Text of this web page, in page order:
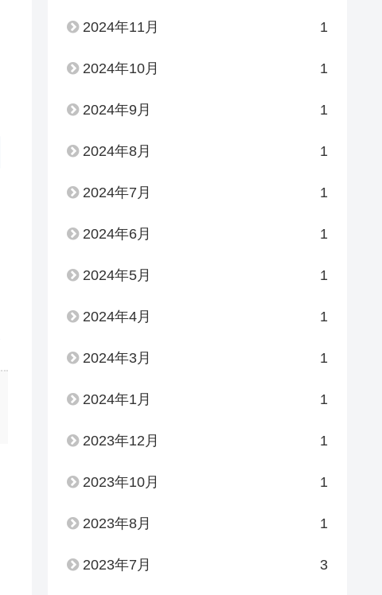
2024年11月 1
2024年10月 1
2024年9月 1
2024年8月 1
2024年7月 1
2024年6月 1
2024年5月 1
2024年4月 1
2024年3月 1
2024年1月 1
2023年12月 1
2023年10月 1
2023年8月 1
2023年7月 3